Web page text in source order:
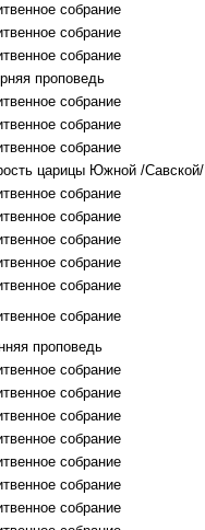
собрание
собрание
собрание
проповедь
собрание
собрание
собрание
царицы Южной /Савской/
собрание
собрание
собрание
собрание
собрание
собрание
проповедь
собрание
собрание
собрание
собрание
собрание
собрание
собрание